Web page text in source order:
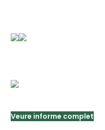
Veure informe complet